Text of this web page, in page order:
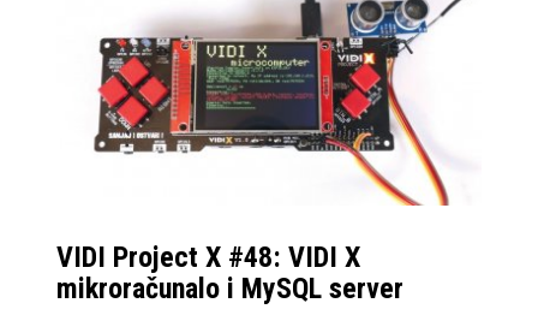
Najbolja značajka ovog
TV-a je moderno
softversko sučelje
Google TV s podrškom
za ogroman broj
aplikacija i streaming
VIDI Project X #48: VIDI X
mikroračunalo i MySQL server